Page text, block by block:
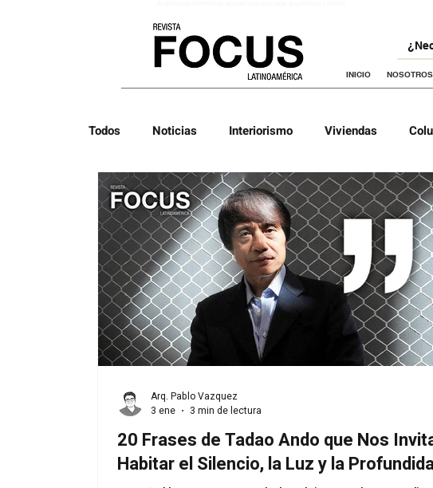
INICIO NOSOTROS
Todos Noticias Interiorismo Viviendas
Biografías Listas Arquitectura Viva
Arquitectura Latina Arquitectura Efímera
20 Frases de Tadao Ando que Nos
Habitar el Silencio, la Luz y la
Arq. Pablo Vazquez
3 ene
3 min de lectura